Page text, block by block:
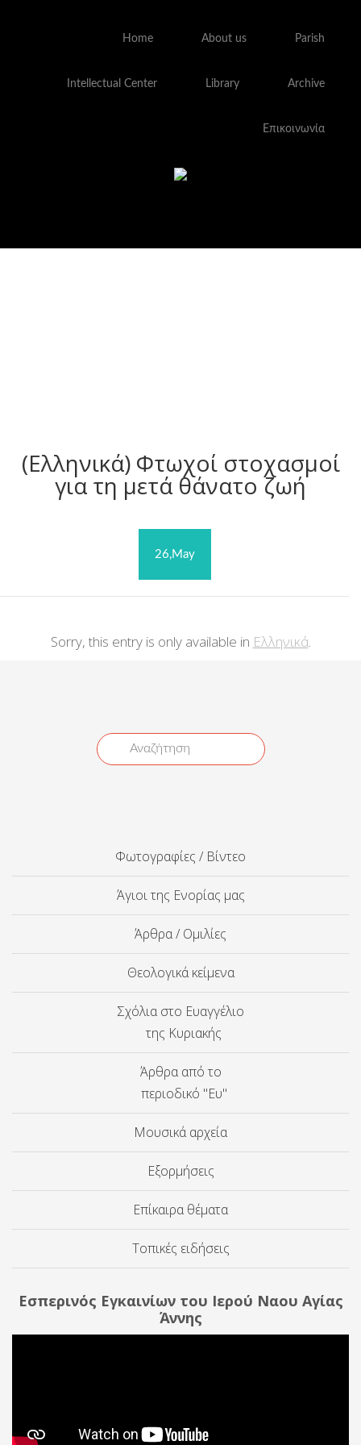
Home About us Parish
Intellectual Center Library Archive
Επικοινωνία
(Ελληνικά) Φτωχοί στοχασμοί
για τη μετά θάνατο ζωή
26,May
Sorry, this entry is only available in Ελληνικά.
Φωτογραφίες / Βίντεο
Άγιοι της Ενορίας μας
Άρθρα / Ομιλίες
Θεολογικά κείμενα
Σχόλια στο Ευαγγέλιο
της Κυριακής
Άρθρα από το
περιοδικό "Ευ"
Μουσικά αρχεία
Εξορμήσεις
Επίκαιρα θέματα
Τοπικές ειδήσεις
Εσπερινός Εγκαινίων του Ιερού Ναου Αγίας
Άννης